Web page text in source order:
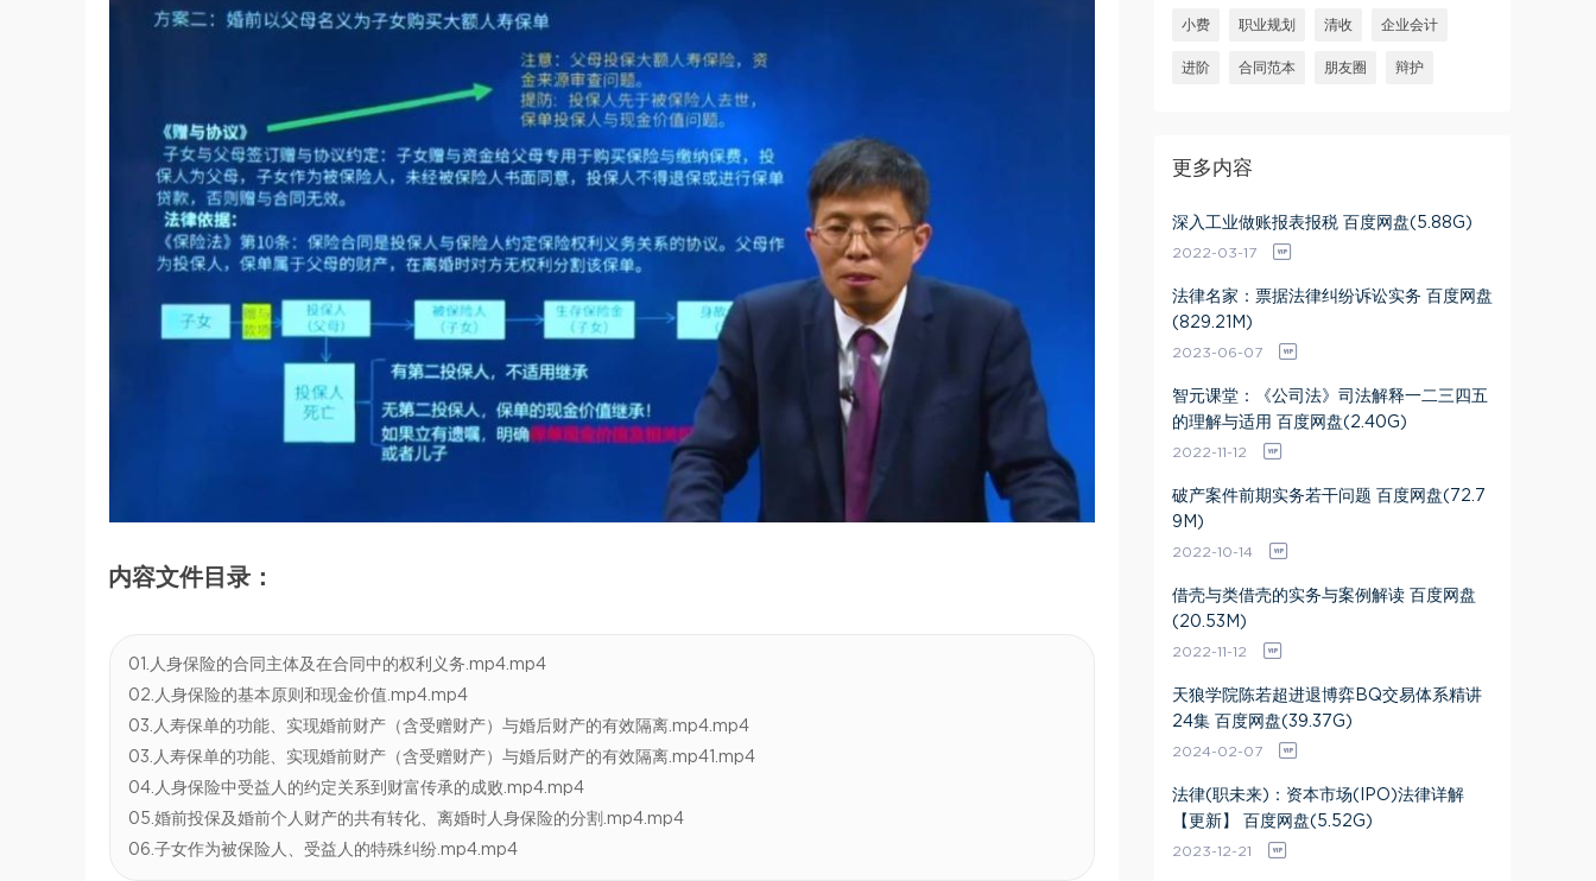
内容文件目录：
01.人身保险的合同主体及在合同中的权利义务.mp4.mp4
02.人身保险的基本原则和现金价值.mp4.mp4
03.人寿保单的功能、实现婚前财产（含受赠财产）与婚后财产的有效隔离.mp4.mp4
03.人寿保单的功能、实现婚前财产（含受赠财产）与婚后财产的有效隔离.mp41.mp4
04.人身保险中受益人的约定关系到财富传承的成败.mp4.mp4
05.婚前投保及婚前个人财产的共有转化、离婚时人身保险的分割.mp4.mp4
06.子女作为被保险人、受益人的特殊纠纷.mp4.mp4
小费 职业规划 清收 企业会计
进阶 合同范本 朋友圈 辩护
更多内容
深入工业做账报表报税 百度网盘(5.88G)
2022-03-17
法律名家：票据法律纠纷诉讼实务 百度网盘
(829.21M)
2023-06-07
智元课堂：《公司法》司法解释一二三四五
的理解与适用 百度网盘(2.40G)
2022-11-12
破产案件前期实务若干问题 百度网盘(72.7
9M)
2022-10-14
借壳与类借壳的实务与案例解读 百度网盘
(20.53M)
2022-11-12
天狼学院陈若超进退博弈BQ交易体系精讲
24集 百度网盘(39.37G)
2024-02-07
法律(职未来)：资本市场(IPO)法律详解
【更新】 百度网盘(5.52G)
2023-12-21